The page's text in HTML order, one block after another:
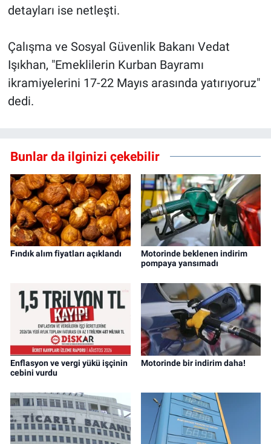
detayları ise netleşti.
Çalışma ve Sosyal Güvenlik Bakanı Vedat
Işıkhan, "Emeklilerin Kurban Bayramı
ikramiyelerini 17-22 Mayıs arasında yatırıyoruz"
dedi.
Bunlar da ilginizi çekebilir
Fındık alım fiyatları açıklandı
Motorinde beklenen indirim
pompaya yansımadı
Enflasyon ve vergi yükü işçinin
cebini vurdu
Motorinde bir indirim daha!